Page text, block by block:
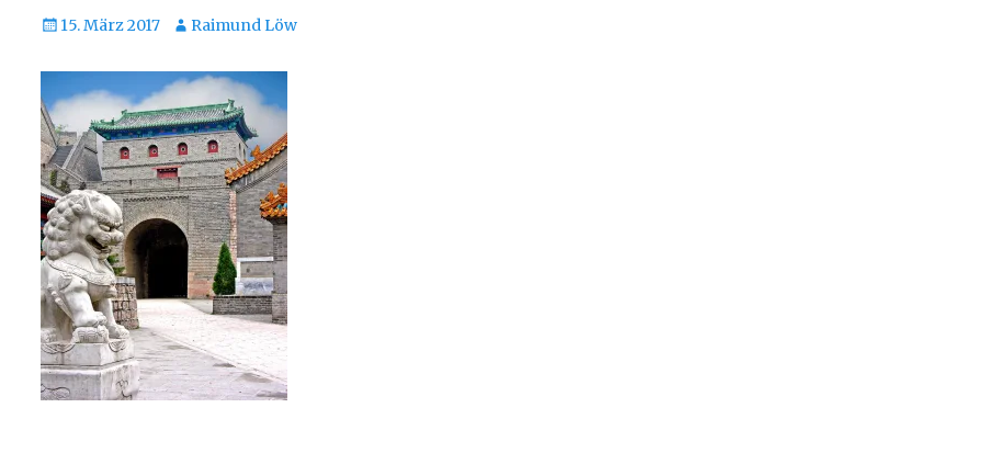
Veröffentlicht
15. März 2017 Autor
Raimund Löw